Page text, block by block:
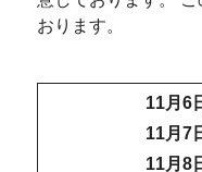
おります。
11月6
11月7
11月8